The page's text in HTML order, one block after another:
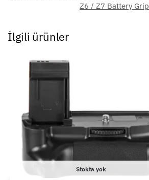
Z6 / Z7 Battery Grip
İlgili ürünler
Stokta yok